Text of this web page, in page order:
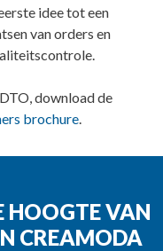
idee tot een
van orders en
download de
brochure.
HOOGTE VAN
CREAMODA